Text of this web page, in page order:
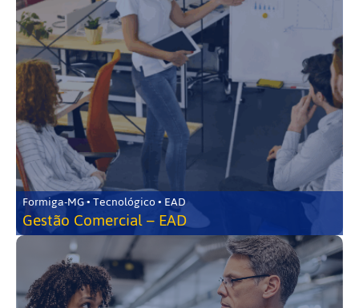
Formiga-MG • Tecnológico • EAD
Gestão Comercial – EAD